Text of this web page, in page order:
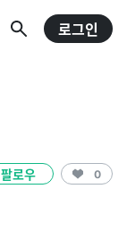
로그인
팔로우 0